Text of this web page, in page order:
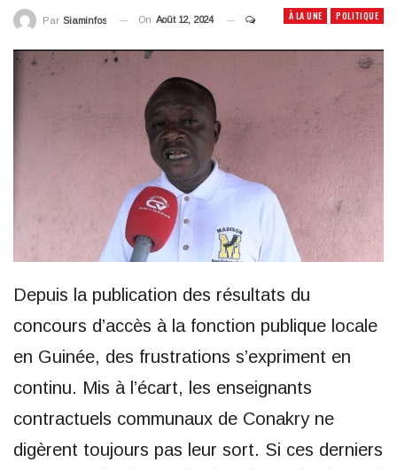
À LA UNE POLITIQUE
Par Siaminfos On Août 12, 2024
Depuis la publication des résultats du
concours d’accès à la fonction publique locale
en Guinée, des frustrations s’expriment en
continu. Mis à l’écart, les enseignants
contractuels communaux de Conakry ne
digèrent toujours pas leur sort. Si ces derniers